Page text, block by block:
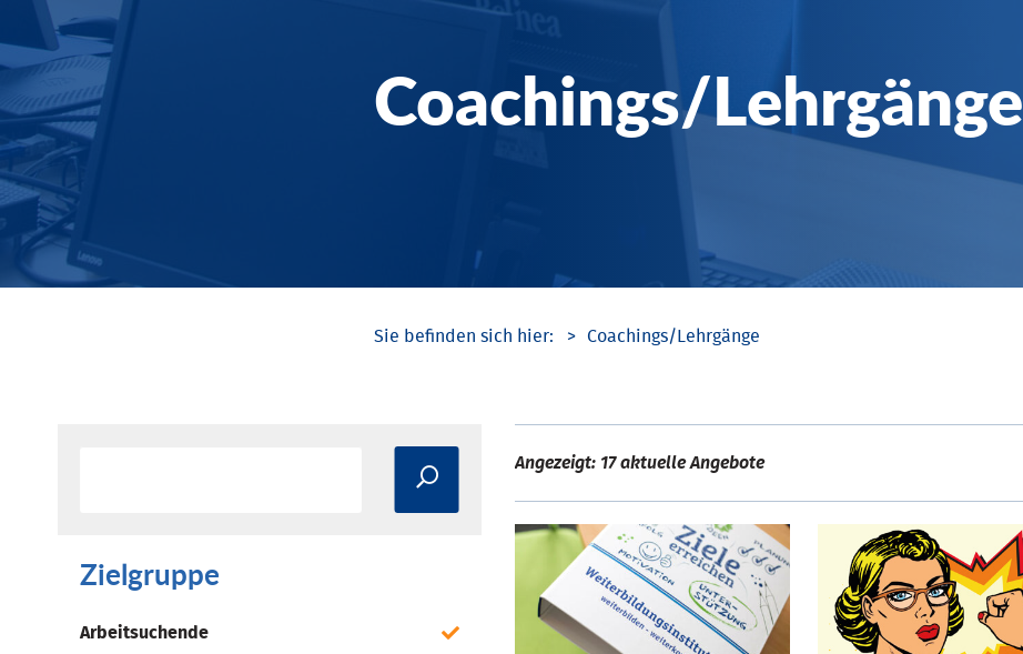
Coachings/­Lehrgänge
Coachings/­Lehrgänge
Zielgruppe
Arbeitsuchende
Angezeigt: 17 aktuelle Angebote